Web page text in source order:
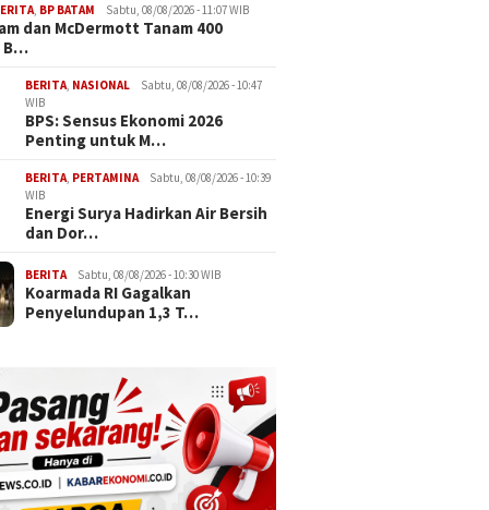
BP BATAM Sabtu, 08/08/2026 - 11:07 WIB
dan McDermott Tanam 400
B…
BERITA NASIONAL
Sabtu, 08/08/2026 - 10:47
WIB
BPS: Sensus Ekonomi 2026
Penting untuk M…
BERITA PERTAMINA
Sabtu, 08/08/2026 - 10:39
WIB
Energi Surya Hadirkan Air Bersih
dan Dor…
BERITA Sabtu, 08/08/2026 - 10:30 WIB
Koarmada RI Gagalkan
Penyelundupan 1,3 T…